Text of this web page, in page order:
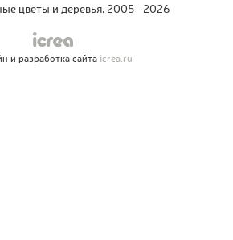
цветы и деревья. 2005—2026
и разработка сайтаicrea.ru